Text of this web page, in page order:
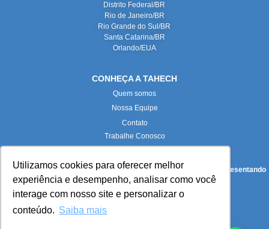
Utilizamos cookies para oferecer melhor
experiência e desempenho, analisar como você
interage com nosso site e personalizar o
conteúdo. Saiba mais
Distrito Federal/BR
Rio de Janeiro/BR
Rio Grande do Sul/BR
Santa Catarina/BR
Orlando/EUA
CONHEÇA A TAHECH
Quem somos
Nossa Equipe
Contato
Trabalhe Conosco
Todas as imagens deste site foram produzidas internamente, representando
fielmente nossas instalações e equipe.
Paloma Maria Turkot Pieta (